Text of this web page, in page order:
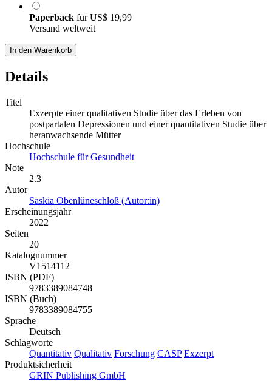
Paperback fürUS$ 19,99
Versand weltweit
In den Warenkorb
Details
Titel
Exzerpte einer qualitativen Studie über das Erleben von
postpartalen Depressionen und einer quantitativen Studie über
heranwachsende Mütter
Hochschule
Hochschule für Gesundheit
Note
2.3
Autor
Saskia Obenlüneschloß (Autor:in)
Erscheinungsjahr
2022
Seiten
20
Katalognummer
V1514112
ISBN (PDF)
9783389084748
ISBN (Buch)
9783389084755
Sprache
Deutsch
Schlagworte
Quantitativ Qualitativ Forschung CASP Exzerpt
Produktsicherheit
GRIN Publishing GmbH